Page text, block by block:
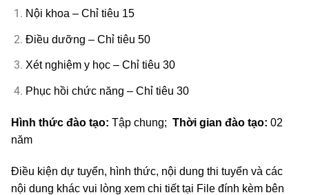
Nội khoa – Chỉ tiêu 15
Điều dưỡng – Chỉ tiêu 50
Xét nghiệm y học – Chỉ tiêu 30
Phục hồi chức năng – Chỉ tiêu 30
Hình thức đào tạo: Tập chung; Thời gian đào tạo: 02
năm
Điều kiện dự tuyển, hình thức, nội dung thi tuyển và các
nội dung khác vui lòng xem chi tiết tại File đính kèm bên